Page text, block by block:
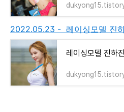
2022.05.23 - 레이싱모델 진
레이싱모델 진하